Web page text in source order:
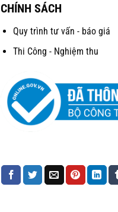
CHÍNH SÁCH
Quy trình tư vấn - báo giá
Thi Công - Nghiệm thu